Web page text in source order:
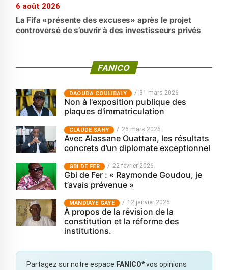
6 août 2026
La Fifa «présente des excuses» après le projet
controversé de s’ouvrir à des investisseurs privés
FANICO
‎DAOUDA COULIBALY 31 mars 2026
Non à l'exposition publique des
plaques d'immatriculation
CLAUDE SAHY 26 mars 2026
Avec Alassane Ouattara, les résultats
concrets d’un diplomate exceptionnel
GBI DE FER 22 février 2026
Gbi de Fer : « Raymonde Goudou, je
t’avais prévenue »
MANDIAYE GAYE 12 janvier 2026
À propos de la révision de la
constitution et la réforme des
institutions.
Partagez sur notre espace FANICO*vos opinions